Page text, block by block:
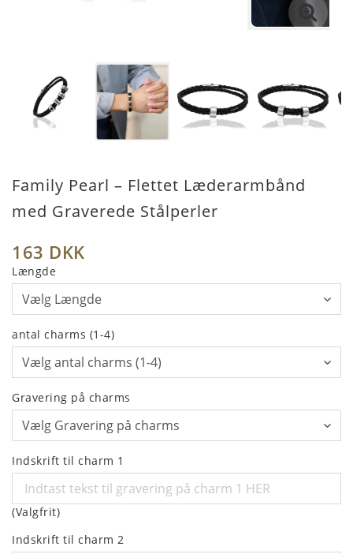
Family Pearl – Flettet Læderarmbånd
med Graverede Stålperler
163 DKK
Længde
antal charms (1-4)
Gravering på charms
Indskrift til charm 1
(Valgfrit)
Indskrift til charm 2